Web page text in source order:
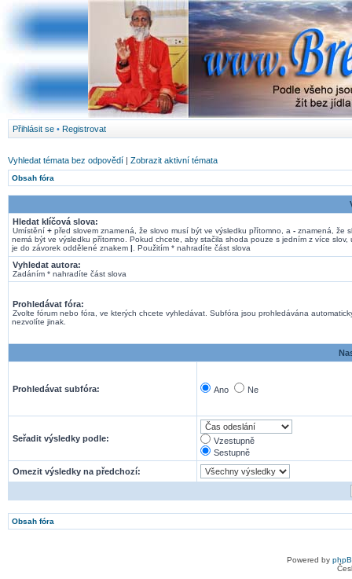
Přihlásit se • Registrovat
Vyhledat témata bez odpovědí | Zobrazit aktivní témata
Obsah fóra
Hledat klíčová slova:
Umístění + před slovem znamená, že slovo musí být ve výsledku přítomno, a - znamená, že
nemá být ve výsledku přítomno. Pokud chcete, aby stačila shoda pouze s jedním z více slov,
je do závorek oddělené znakem | . Použitím * nahradíte část slova
Vyhledat autora:
Zadáním * nahradíte část slova
Prohledávat fóra:
Zvolte fórum nebo fóra, ve kterých chcete vyhledávat. Subfóra jsou prohledávána
nezvolíte jinak.
Prohledávat subfóra: Ano Ne
Seřadit výsledky podle:
Vzestupně
Sestupně
Omezit výsledky na předchozí:
Obsah fóra
Powered by